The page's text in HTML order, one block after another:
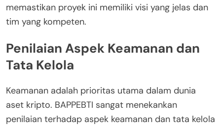
memastikan proyek ini memiliki visi yang jelas dan
tim yang kompeten.
Penilaian Aspek Keamanan dan
Tata Kelola
Keamanan adalah prioritas utama dalam dunia
aset kripto. BAPPEBTI sangat menekankan
penilaian terhadap aspek keamanan dan tata kelola